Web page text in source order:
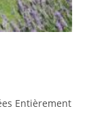
Entièrement